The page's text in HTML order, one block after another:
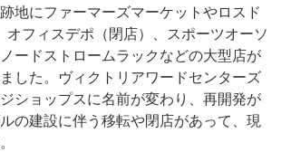
地にファーマーズマーケットやロスド
オフィスデポ（閉店）、スポーツオーソ
ードストロームラックなどの大型店が
した。ヴィクトリアワードセンターズ
ショップスに名前が変わり、再開発が
の建設に伴う移転や閉店があって、現